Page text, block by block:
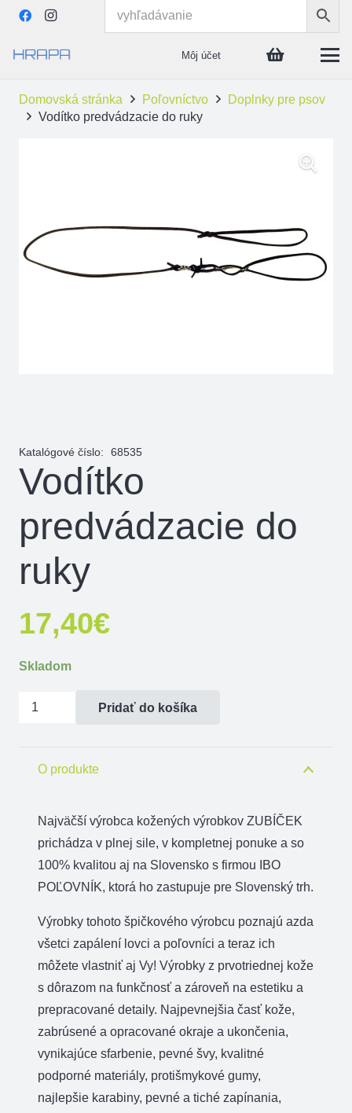
Môj účet
Domovská stránka Poľovníctvo
Doplnky pre psov
Vodítko predvádzacie do ruky
Katalógové číslo: 68535
Vodítko
predvádzacie do
ruky
17,40€
Skladom
množstvo
Pridať do košíka
O produkte
Najväčší výrobca kožených výrobkov ZUBÍČEK
prichádza v plnej sile, v kompletnej ponuke a so
100% kvalitou aj na Slovensko s firmou IBO
POĽOVNÍK, ktorá ho zastupuje pre Slovenský trh.
Výrobky tohoto špičkového výrobcu poznajú azda
všetci zapálení lovci a poľovníci a teraz ich
môžete vlastniť aj Vy! Výrobky z prvotriednej kože
s dôrazom na funkčnosť a zároveň na estetiku a
prepracované detaily. Najpevnejšia časť kože,
zabrúsené a opracované okraje a ukončenia,
vynikajúce sfarbenie, pevné švy, kvalitné
podporné materiály, protišmykové gumy,
najlepšie karabiny, pevné a tiché zapínania,